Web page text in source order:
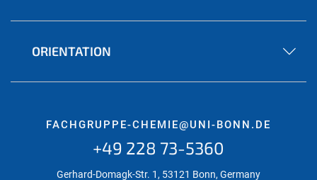
ORIENTATION
FACHGRUPPE-CHEMIE@UNI-BONN.DE
+49 228 73-5360
Gerhard-Domagk-Str. 1, 53121 Bonn, Germany